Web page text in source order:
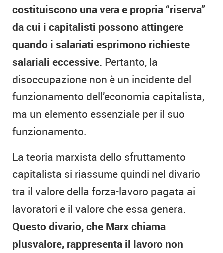
costituiscono una vera e propria “riserva”
da cui i capitalisti possono attingere
quando i salariati esprimono richieste
salariali eccessive. Pertanto, la
disoccupazione non è un incidente del
funzionamento dell’economia capitalista,
ma un elemento essenziale per il suo
funzionamento.
La teoria marxista dello sfruttamento
capitalista si riassume quindi nel divario
tra il valore della forza-lavoro pagata ai
lavoratori e il valore che essa genera.
Questo divario, che Marx chiama
plusvalore, rappresenta il lavoro non